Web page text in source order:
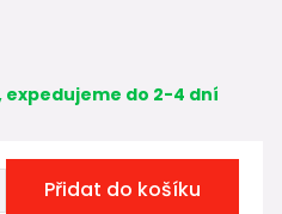
expedujeme do 2-4 dní
Přidat do košíku